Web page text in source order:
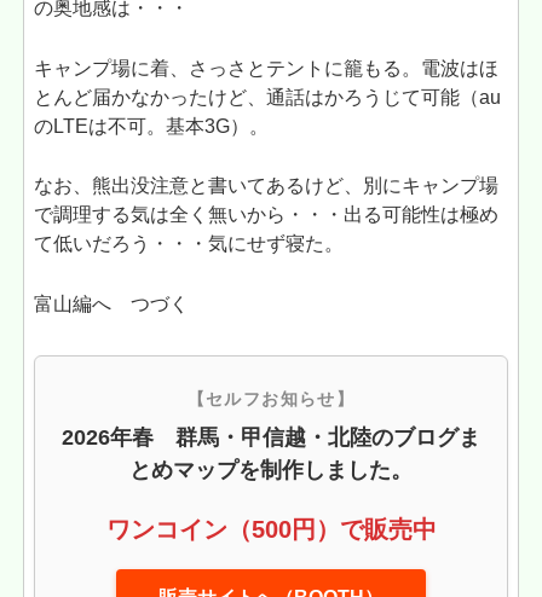
の奥地感は・・・
キャンプ場に着、さっさとテントに籠もる。電波はほ
とんど届かなかったけど、通話はかろうじて可能（au
のLTEは不可。基本3G）。
なお、熊出没注意と書いてあるけど、別にキャンプ場
で調理する気は全く無いから・・・出る可能性は極め
て低いだろう・・・気にせず寝た。
富山編へ つづく
【セルフお知らせ】
2026年春 群馬・甲信越・北陸のブログま
とめマップを制作しました。
ワンコイン（500円）で販売中